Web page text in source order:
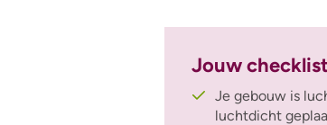
Jouw
Je gebouw is
luchtdicht